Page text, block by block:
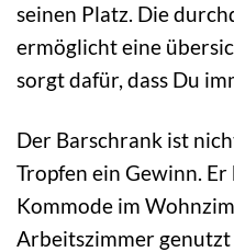
seinen Platz. Die
ermöglicht eine
sorgt dafür, dass Du
Der Barschrank ist
Tropfen ein Gewinn.
Kommode im
Arbeitszimmer genutzt